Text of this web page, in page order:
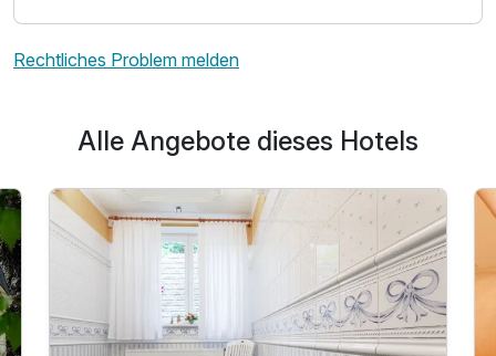
Rechtliches Problem melden
Alle Angebote dieses Hotels